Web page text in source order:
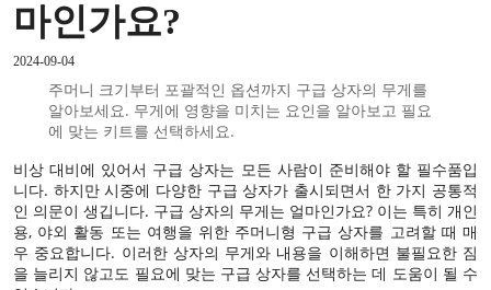
마인가요?
2024-09-04
주머니 크기부터 포괄적인 옵션까지 구급 상자의 무게를
알아보세요. 무게에 영향을 미치는 요인을 알아보고 필요
에 맞는 키트를 선택하세요.
비상 대비에 있어서 구급 상자는 모든 사람이 준비해야 할 필수품입
니다. 하지만 시중에 다양한 구급 상자가 출시되면서 한 가지 공통적
인 의문이 생깁니다. 구급 상자의 무게는 얼마인가요? 이는 특히 개인
용, 야외 활동 또는 여행을 위한 주머니형 구급 상자를 고려할 때 매
우 중요합니다. 이러한 상자의 무게와 내용을 이해하면 불필요한 짐
을 늘리지 않고도 필요에 맞는 구급 상자를 선택하는 데 도움이 될 수